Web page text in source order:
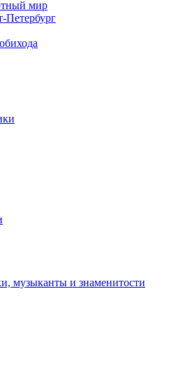
мир
Петербург
музыканты и знаменитости